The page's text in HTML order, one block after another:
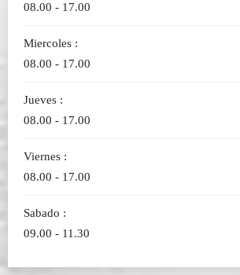
08.00 - 17.00
Miercoles :
08.00 - 17.00
Jueves :
08.00 - 17.00
Viernes :
08.00 - 17.00
Sabado :
09.00 - 11.30